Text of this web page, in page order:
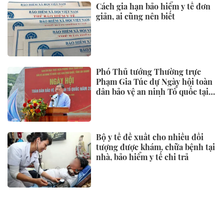
Cách gia hạn bảo hiểm y tế đơn
giản, ai cũng nên biết
Phó Thủ tướng Thường trực
Phạm Gia Túc dự Ngày hội toàn
dân bảo vệ an ninh Tổ quốc tại
Bộ y tế đề xuất cho nhiều đối
tượng được khám, chữa bệnh tại
nhà, bảo hiểm y tế chi trả